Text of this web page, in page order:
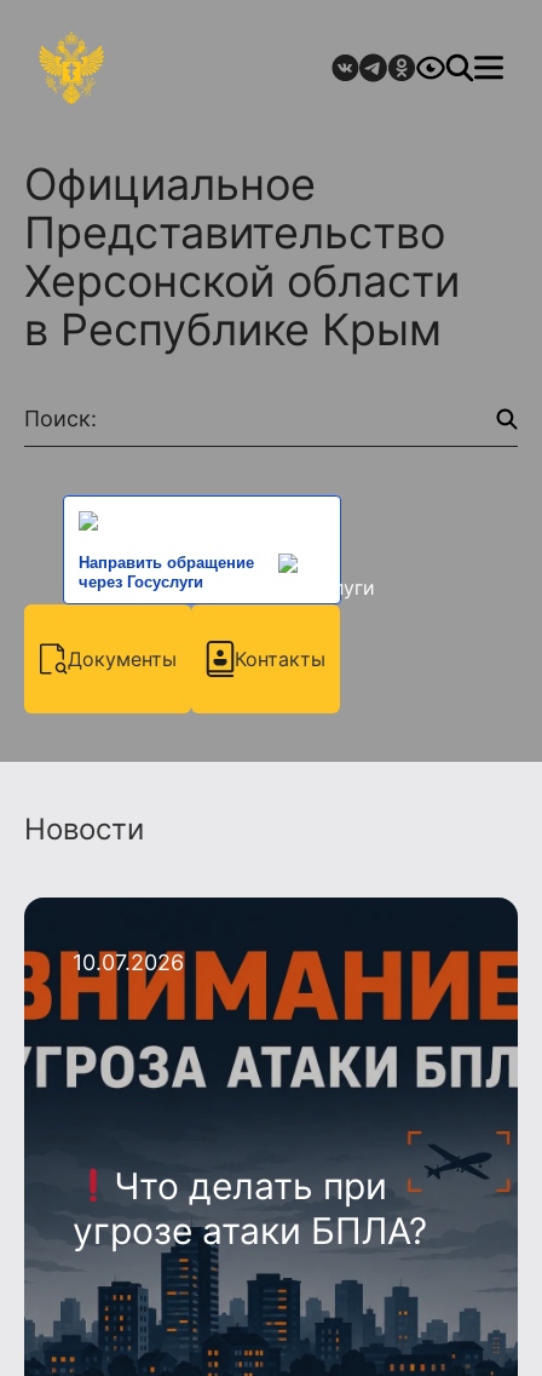
Официальное
Представительство
Херсонской области
в Республике Крым
Поиск:
Направить обращение
через Госуслуги
Документы Контакты
Новости
10.07.2026
Что делать при
угрозе атаки БПЛА?